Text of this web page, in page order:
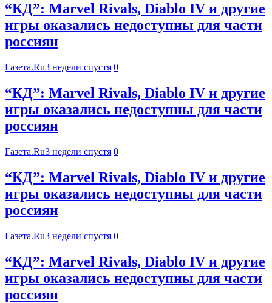
“КД”: Marvel Rivals, Diablo IV и другие
игры оказались недоступны для части
россиян
Газета.Ru3 недели спустя 0
“КД”: Marvel Rivals, Diablo IV и другие
игры оказались недоступны для части
россиян
Газета.Ru3 недели спустя 0
“КД”: Marvel Rivals, Diablo IV и другие
игры оказались недоступны для части
россиян
Газета.Ru3 недели спустя 0
“КД”: Marvel Rivals, Diablo IV и другие
игры оказались недоступны для части
россиян